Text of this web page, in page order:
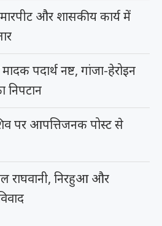
और शासकीय कार्य में
पदार्थ नष्ट, गांजा-हेरोइन
पर आपत्तिजनक पोस्ट से
राघवानी, निरहुआ और